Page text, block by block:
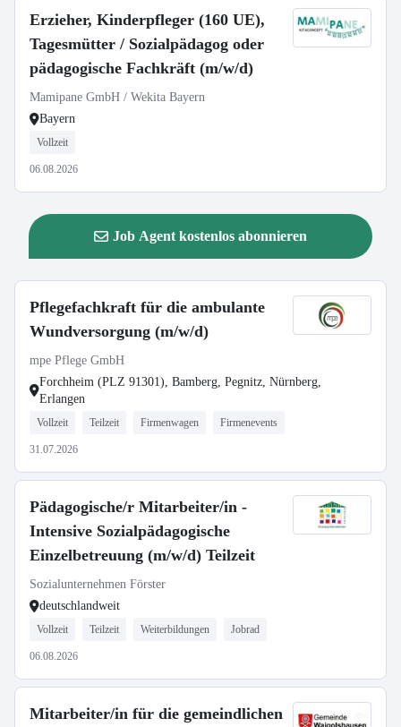
Erzieher, Kinderpfleger (160 UE),
Tagesmütter / Sozialpädagog oder
pädagogische Fachkräft (m/w/d)
Mamipane GmbH / Wekita Bayern
Bayern
Vollzeit
06.08.2026
Job Agent kostenlos abonnieren
Pflegefachkraft für die ambulante
Wundversorgung (m/w/d)
mpe Pflege GmbH
Forchheim (PLZ 91301), Bamberg, Pegnitz, Nürnberg,
Erlangen
Vollzeit Teilzeit Firmenwagen Firmenevents
31.07.2026
Pädagogische/r Mitarbeiter/in -
Intensive Sozialpädagogische
Einzelbetreuung (m/w/d) Teilzeit
Sozialunternehmen Förster
deutschlandweit
Vollzeit Teilzeit Weiterbildungen Jobrad
06.08.2026
Mitarbeiter/in für die gemeindlichen